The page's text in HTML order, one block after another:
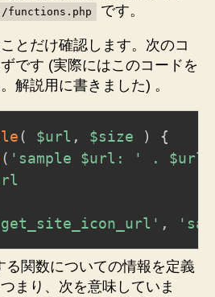
functions.php です。
とだけ確認します。次のコ
です (実際にはこのコードを
解説用に書きました) 。
( $url , $size )
{
( 'sample $url: ' . $url
,
る関数についての情報を定義
まり、次を意味していま